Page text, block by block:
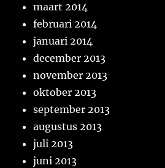
maart 2014
februari 2014
januari 2014
december 2013
november 2013
oktober 2013
september 2013
augustus 2013
juli 2013
juni 2013